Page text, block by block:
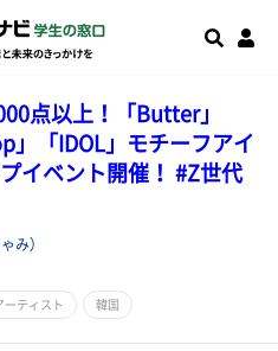
点以上！「Butter」
」「IDOL」モチーフアイ
イベント開催！ #Z世代
み）
ーティスト 韓国